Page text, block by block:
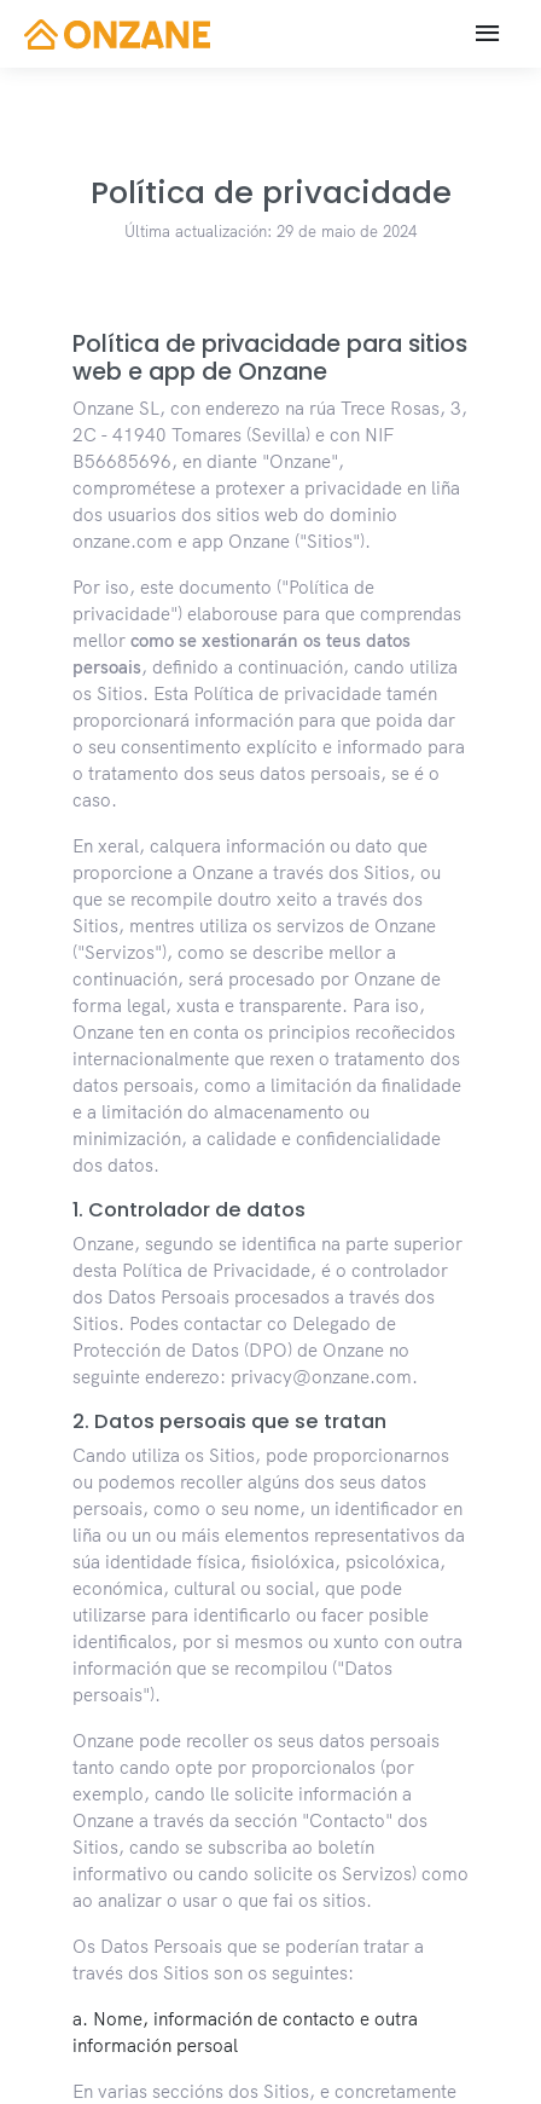
Política de privacidade
Última actualización: 29 de maio de 2024
Política de privacidade para sitios
web e app de Onzane
Onzane SL, con enderezo na rúa Trece Rosas, 3,
2C - 41940 Tomares (Sevilla) e con NIF
B56685696, en diante "Onzane",
comprométese a protexer a privacidade en liña
dos usuarios dos sitios web do dominio
onzane.com e app Onzane ("Sitios").
Por iso, este documento ("Política de
privacidade") elaborouse para que comprendas
mellor como se xestionarán os teus datos
persoais, definido a continuación, cando utiliza
os Sitios. Esta Política de privacidade tamén
proporcionará información para que poida dar
o seu consentimento explícito e informado para
o tratamento dos seus datos persoais, se é o
caso.
En xeral, calquera información ou dato que
proporcione a Onzane a través dos Sitios, ou
que se recompile doutro xeito a través dos
Sitios, mentres utiliza os servizos de Onzane
("Servizos"), como se describe mellor a
continuación, será procesado por Onzane de
forma legal, xusta e transparente. Para iso,
Onzane ten en conta os principios recoñecidos
internacionalmente que rexen o tratamento dos
datos persoais, como a limitación da finalidade
e a limitación do almacenamento ou
minimización, a calidade e confidencialidade
dos datos.
1. Controlador de datos
Onzane, segundo se identifica na parte superior
desta Política de Privacidade, é o controlador
dos Datos Persoais procesados a través dos
Sitios. Podes contactar co Delegado de
Protección de Datos (DPO) de Onzane no
seguinte enderezo: privacy@onzane.com.
2. Datos persoais que se tratan
Cando utiliza os Sitios, pode proporcionarnos
ou podemos recoller algúns dos seus datos
persoais, como o seu nome, un identificador en
liña ou un ou máis elementos representativos da
súa identidade física, fisiolóxica, psicolóxica,
económica, cultural ou social, que pode
utilizarse para identificarlo ou facer posible
identificalos, por si mesmos ou xunto con outra
información que se recompilou ("Datos
persoais").
Onzane pode recoller os seus datos persoais
tanto cando opte por proporcionalos (por
exemplo, cando lle solicite información a
Onzane a través da sección "Contacto" dos
Sitios, cando se subscriba ao boletín
informativo ou cando solicite os Servizos) como
ao analizar o usar o que fai os sitios.
Os Datos Persoais que se poderían tratar a
través dos Sitios son os seguintes:
a. Nome, información de contacto e outra
información persoal
En varias seccións dos Sitios, e concretamente